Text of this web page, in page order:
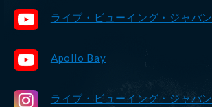
ライブ・ビューイング・ジャパン
Apollo Bay
ライブ・ビューイング・ジャパン